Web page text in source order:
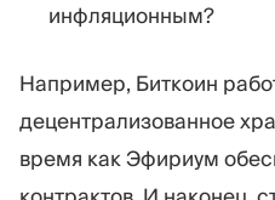
инфляционным?
Например, Биткоин
децентрализованное
время как Эфириум